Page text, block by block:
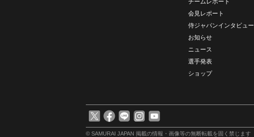
チームレポート
会見レポート
侍ジャパンインタビュー
お知らせ
ニュース
選手発表
ショップ
© SAMURAI JAPAN 掲載の情報・画像等の無断転載を固く禁じます